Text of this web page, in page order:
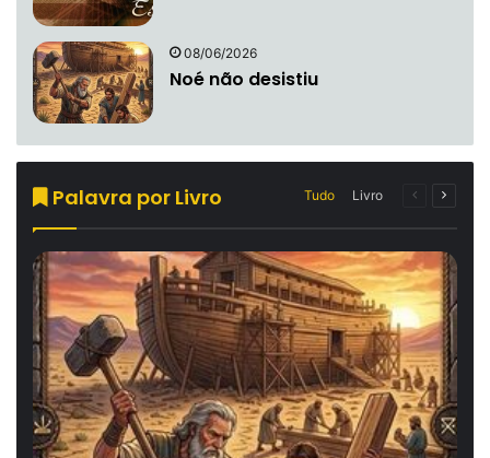
08/06/2026
Noé não desistiu
Palavra por Livro Tudo Livro
Página